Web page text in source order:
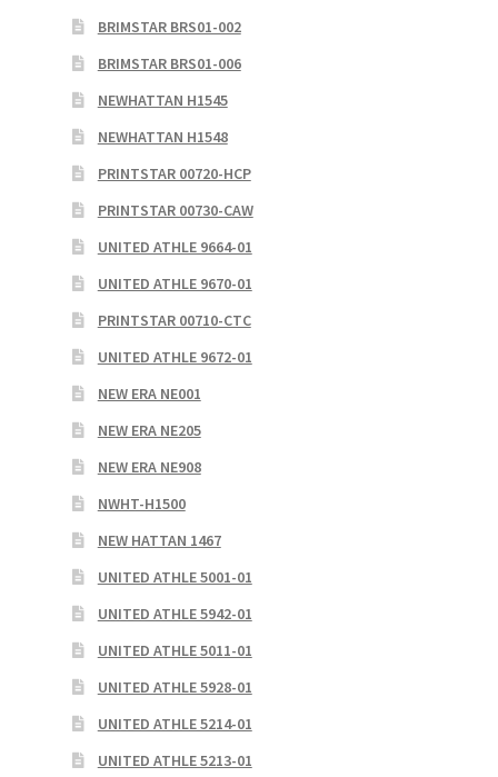
BRIMSTAR BRS01-002
BRIMSTAR BRS01-006
NEWHATTAN H1545
NEWHATTAN H1548
PRINTSTAR 00720-HCP
PRINTSTAR 00730-CAW
UNITED ATHLE 9664-01
UNITED ATHLE 9670-01
PRINTSTAR 00710-CTC
UNITED ATHLE 9672-01
NEW ERA NE001
NEW ERA NE205
NEW ERA NE908
NWHT-H1500
NEW HATTAN 1467
UNITED ATHLE 5001-01
UNITED ATHLE 5942-01
UNITED ATHLE 5011-01
UNITED ATHLE 5928-01
UNITED ATHLE 5214-01
UNITED ATHLE 5213-01